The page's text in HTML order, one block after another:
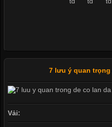
7 lưu ý quan trọng
Vải: